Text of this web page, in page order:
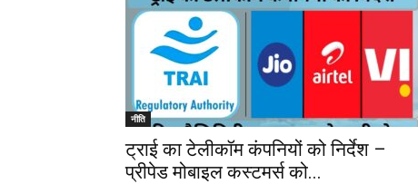
नीति
ट्राई का टेलीकॉम कंपनियों को निर्देश – ​
प्रीपेड मोबाइल कस्टमर्स को...